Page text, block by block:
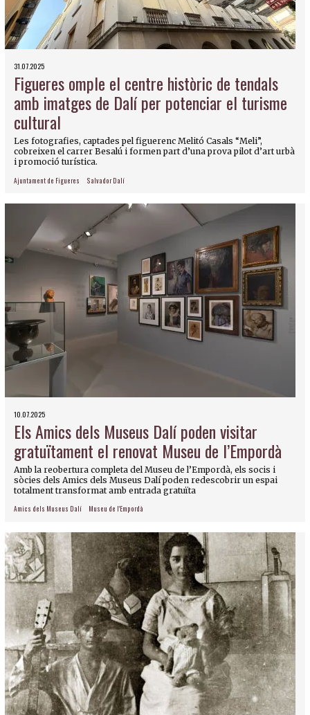
31.07.2025
Figueres omple el centre històric de tendals
amb imatges de Dalí per potenciar el turisme
cultural
Les fotografies, captades pel figuerenc Melitó Casals “Meli”,
cobreixen el carrer Besalú i formen part d’una prova pilot d’art urbà
i promoció turística.
Ajuntament de Figueres Salvador Dalí
10.07.2025
Els Amics dels Museus Dalí poden visitar
gratuïtament el renovat Museu de l’Empordà
Amb la reobertura completa del Museu de l’Empordà, els socis i
sòcies dels Amics dels Museus Dalí poden redescobrir un espai
totalment transformat amb entrada gratuïta
Amics dels Museus Dalí Museu de l'Empordà